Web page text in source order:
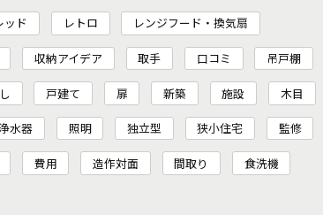
ッド レトロ レンジフード・換気扇
収納アイデア 取手 口コミ 吊戸棚
戸建て 扉 新築 施設 木目
水器 照明 独立型 狭小住宅 監修
費用 造作対面 間取り 食洗機